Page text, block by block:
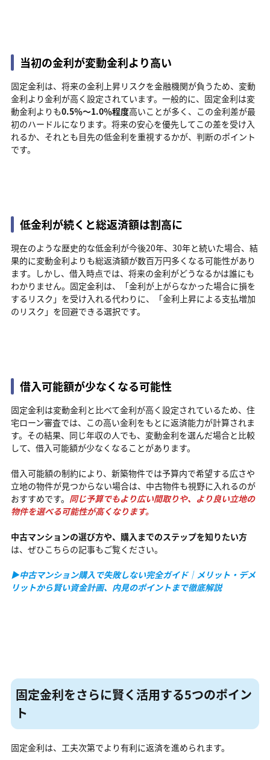
当初の金利が変動金利より高い
固定金利は、将来の金利上昇リスクを金融機関が負うため、変動
金利より金利が高く設定されています。一般的に、固定金利は変
動金利よりも0.5％〜1.0％程度高いことが多く、この金利差が最
初のハードルになります。将来の安心を優先してこの差を受け入
れるか、それとも目先の低金利を重視するかが、判断のポイント
です。
低金利が続くと総返済額は割高に
現在のような歴史的な低金利が今後20年、30年と続いた場合、結
果的に変動金利よりも総返済額が数百万円多くなる可能性があり
ます。しかし、借入時点では、将来の金利がどうなるかは誰にも
わかりません。固定金利は、「金利が上がらなかった場合に損を
するリスク」を受け入れる代わりに、「金利上昇による支払増加
のリスク」を回避できる選択です。
借入可能額が少なくなる可能性
固定金利は変動金利と比べて金利が高く設定されているため、住
宅ローン審査では、この高い金利をもとに返済能力が計算されま
す。その結果、同じ年収の人でも、変動金利を選んだ場合と比較
して、借入可能額が少なくなることがあります。
借入可能額の制約により、新築物件では予算内で希望する広さや
立地の物件が見つからない場合は、中古物件も視野に入れるのが
おすすめです。 同じ予算でもより広い間取りや、より良い立地の
物件を選べる可能性が高くなります。
中古マンションの選び方や、購入までのステップを知りたい方
は、ぜひこちらの記事もご覧ください。
▶中古マンション購入で失敗しない完全ガイド｜メリット・デメ
リットから賢い資金計画、内見のポイントまで徹底解説
固定金利をさらに賢く活用する5つのポイン
ト
固定金利は、工夫次第でより有利に返済を進められます。